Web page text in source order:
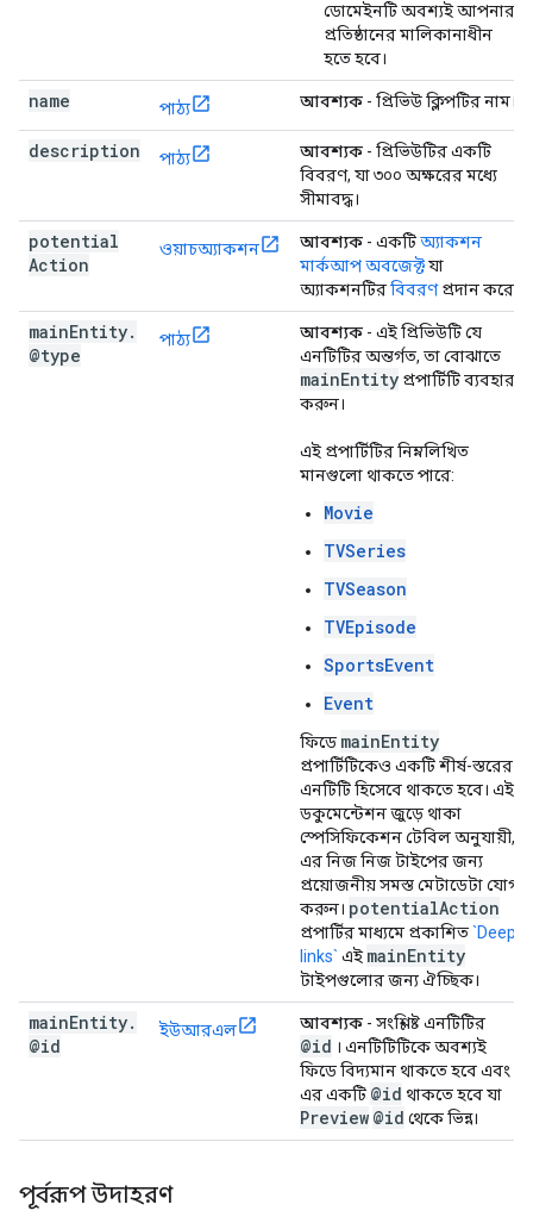
ডোমেইনটি অবশ্যই আপনার
প্রতিষ্ঠানের মালিকানাধীন
হতে হবে।
name পাঠ্য আবশ্যক - প্রিভিউ ক্লিপটির নাম।
description পাঠ্য আবশ্যক - প্রিভিউটির একটি
বিবরণ, যা ৩০০ অক্ষরের মধ্যে
সীমাবদ্ধ।
potential
Action
ওয়াচঅ্যাকশন আবশ্যক - একটিঅ্যাকশন
মার্কআপ অবজেক্টযা
অ্যাকশনটিরবিবরণপ্রদান করে।
mainEntity.
@type
পাঠ্য আবশ্যক - এই প্রিভিউটি যে
এনটিটির অন্তর্গত, তা বোঝাতে
mainEntity প্রপার্টিটি ব্যবহার
করুন।
এই প্রপার্টিটির নিম্নলিখিত
মানগুলো থাকতে পারে:
Movie
TVSeries
TVSeason
TVEpisode
SportsEvent
Event
ফিডে mainEntity
প্রপার্টিটিকেও একটি শীর্ষ-স্তরের
এনটিটি হিসেবে থাকতে হবে। এই
ডকুমেন্টেশন জুড়ে থাকা
স্পেসিফিকেশন টেবিল অনুযায়ী,
এর নিজ নিজ টাইপের জন্য
প্রয়োজনীয় সমস্ত মেটাডেটা যোগ
করুন। potentialAction
প্রপার্টির মাধ্যমে প্রকাশিত`Deep
links` এই mainEntity
টাইপগুলোর জন্য ঐচ্ছিক।
mainEntity.
@id
ইউআরএল আবশ্যক - সংশ্লিষ্ট এনটিটির
@id । এনটিটিটিকে অবশ্যই
ফিডে বিদ্যমান থাকতে হবে এবং
এর একটি @id থাকতে হবে যা
Preview @id থেকে ভিন্ন।
পূর্বরূপ উদাহরণ